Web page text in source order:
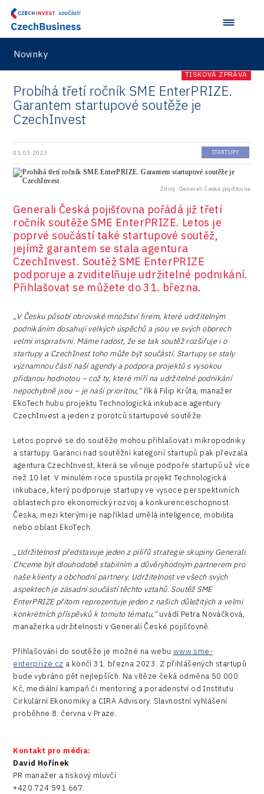
Data services
Devices
Infrastructure
Logic/MaaS
R&D
Security
Vehicles
Novinky
TISKOVÁ ZPRÁVA
Probíhá třetí ročník SME EnterPRIZE.
Garantem startupové soutěže je
CzechInvest
01.03.2023 STARTUPY
Zdroj: Generali Česká pojišťovna
Generali Česká pojišťovna pořádá již třetí
ročník soutěže SME EnterPRIZE. Letos je
poprvé součástí také startupové soutěž,
jejímž garantem se stala agentura
CzechInvest. Soutěž SME EnterPRIZE
podporuje a zviditelňuje udržitelné podnikání.
Přihlašovat se můžete do 31. března.
„V Česku působí obrovské množství firem, které udržitelným
podnikáním dosahují velkých úspěchů a jsou ve svých oborech
velmi inspirativní. Máme radost, že se tak soutěž rozšiřuje i o
startupy a CzechInest toho může být součástí. Startupy se staly
významnou částí naší agendy a podpora projektů s vysokou
přidanou hodnotou – což ty, které míří na udržitelné podnikání
nepochybně jsou – je naší prioritou,“říká Filip Krůta, manažer
EkoTech hubu projektu Technologická inkubace agentury
CzechInvest a jeden z porotců startupové soutěže.
Letos poprvé se do soutěže mohou přihlašovat i mikropodniky
a startupy. Garanci nad soutěžní kategorií startupů pak převzala
agentura CzechInvest, která se věnuje podpoře startupů už více
než 10 let. V minulém roce spustila projekt Technologická
inkubace, který podporuje startupy ve vysoce perspektivních
oblastech pro ekonomický rozvoj a konkurenceschopnost
Česka, mezi kterými je například umělá inteligence, mobilita
nebo oblast EkoTech.
„Udržitelnost představuje jeden z pilířů strategie skupiny Generali.
Chceme být dlouhodobě stabilním a důvěryhodným partnerem pro
naše klienty a obchodní partnery. Udržitelnost ve všech svých
aspektech je zásadní součástí těchto vztahů. Soutěž SME
EnterPRIZE přitom reprezentuje jeden z našich důležitých a velmi
konkrétních příspěvků k tomuto tématu,“uvádí Petra Nováčková,
manažerka udržitelnosti v Generali České pojišťovně.
Přihlašování do soutěže je možné na webu www.sme-
enterprize.cz a končí 31. března 2023. Z přihlášených startupů
bude vybráno pět nejlepších. Na vítěze čeká odměna 50 000
Kč, mediální kampaň či mentoring a poradenství od Institutu
Cirkulární Ekonomiky a CIRA Advisory. Slavnostní vyhlášení
proběhne 8. června v Praze.
Kontakt pro média:
David Hořínek
PR manažer a tiskový mluvčí
+420 724 591 667